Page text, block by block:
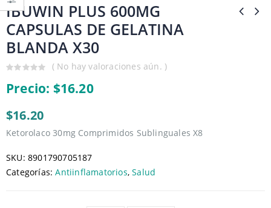
IBUWIN PLUS 600MG
CAPSULAS DE GELATINA
BLANDA X30
out
of
( No hay valoraciones aún. )
Precio: $16.20
$16.20
Ketorolaco 30mg Comprimidos Sublinguales X8
SKU: 8901790705187
Categorías:Antiinflamatorios,Salud